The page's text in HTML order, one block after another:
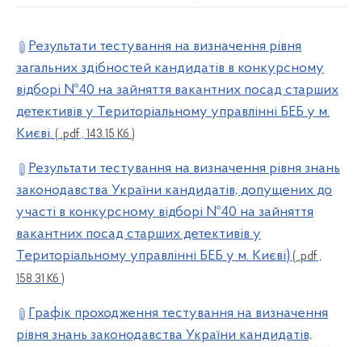
Результати тестування на визначення рівня
загальних здібностей кандидатів в конкурсному
відборі №40 на зайняття вакантних посад старших
детективів у Територіальному управлінні БЕБ у м.
Києві. ( .pdf , 143.15 Кб )
Результати тестування на визначення рівня знань
законодавства України кандидатів, допущених до
участі в конкурсному відборі №40 на зайняття
вакантних посад старших детективів у
Територіальному управлінні БЕБ у м. Києві) ( .pdf ,
158.31 Кб )
Графік проходження тестування на визначення
рівня знань законодавства України кандидатів,